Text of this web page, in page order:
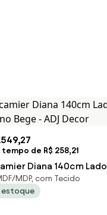
tempo de R$ 258,21
Diana 140cm
Bege - ADJ Decor
MDP, com Tecido
estoque